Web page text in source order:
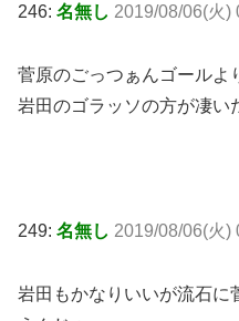
246: 名無し 2019/08/06(火)
菅原のごっつぁんゴールよ
岩田のゴラッソの方が凄い
249: 名無し 2019/08/06(火)
岩田もかなりいいが流石に